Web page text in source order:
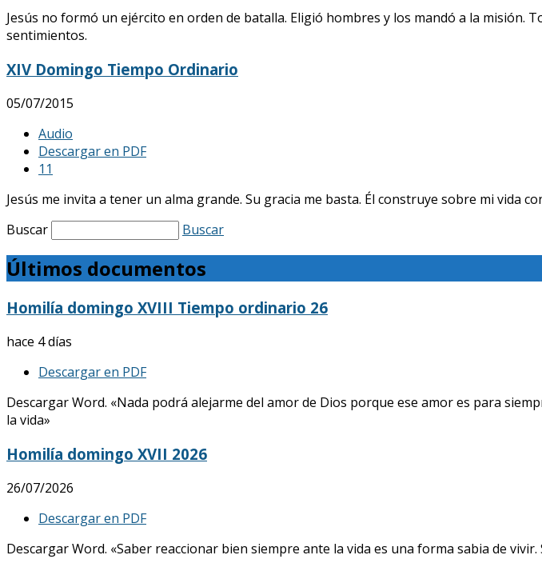
Jesús no formó un ejército en orden de batalla. Eligió hombres y los mandó a la misión.
sentimientos.
XIV Domingo Tiempo Ordinario
05/07/2015
Audio
Descargar en PDF
1 1
Jesús me invita a tener un alma grande. Su gracia me basta. Él construye sobre mi vida
Buscar
Buscar
Últimos documentos
Homilía domingo XVIII Tiempo ordinario 26
hace 4 días
Descargar en PDF
Descargar Word. «Nada podrá alejarme del amor de Dios porque ese amor es para
la vida»
Homilía domingo XVII 2026
26/07/2026
Descargar en PDF
Descargar Word. «Saber reaccionar bien siempre ante la vida es una forma sabia de